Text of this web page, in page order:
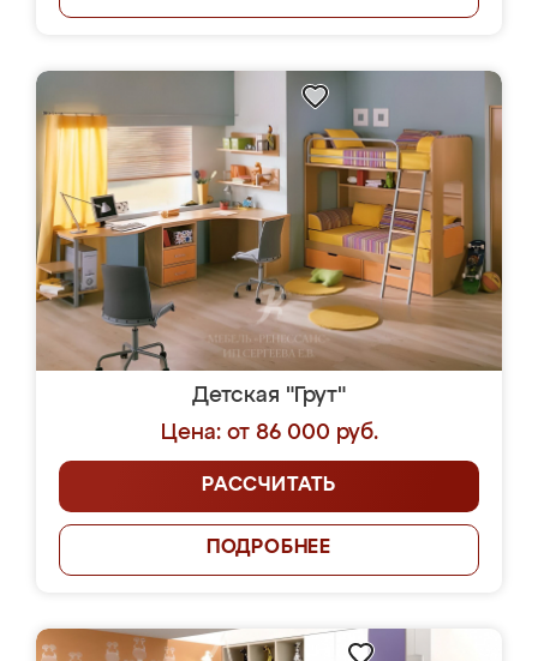
Детская "Грут"
Цена: от 86 000 руб.
РАССЧИТАТЬ
ПОДРОБНЕЕ